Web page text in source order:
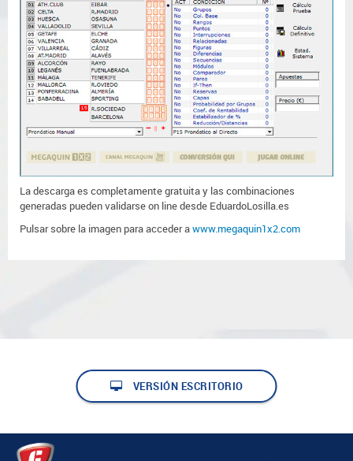
La descarga es completamente gratuita y las combinaciones
generadas pueden validarse on line desde EduardoLosilla.es
Pulsar sobre la imagen para acceder a www.megaquin1x2.com
VERSIÓN ESCRITORIO